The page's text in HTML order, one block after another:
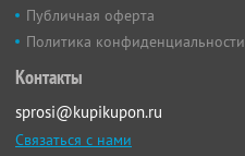
Публичная оферта
Политика конфиденциальности
Контакты
sprosi@kupikupon.ru
Связаться с нами